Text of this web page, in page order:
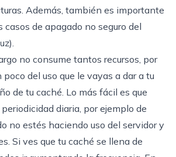
Además, también es importante
de apagado no seguro del
no consume tantos recursos, por
poco del uso que le vayas a dar a tu
de tu caché. Lo más fácil es que
diaria, por ejemplo de
no estés haciendo uso del servidor y
Si ves que tu caché se llena de